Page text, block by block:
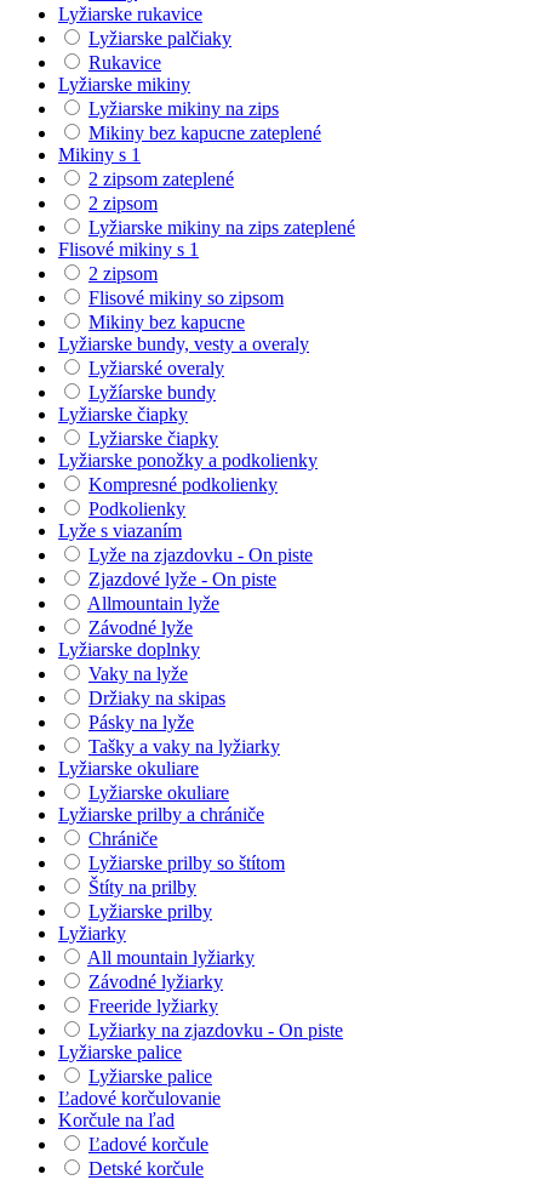
Lyžiarske rukavice
Lyžiarske palčiaky
Rukavice
Lyžiarske mikiny
Lyžiarske mikiny na zips
Mikiny bez kapucne zateplené
Mikiny s 1
2 zipsom zateplené
2 zipsom
Lyžiarske mikiny na zips zateplené
Flisové mikiny s 1
2 zipsom
Flisové mikiny so zipsom
Mikiny bez kapucne
Lyžiarske bundy, vesty a overaly
Lyžiarské overaly
Lyžíarske bundy
Lyžiarske čiapky
Lyžiarske čiapky
Lyžiarske ponožky a podkolienky
Kompresné podkolienky
Podkolienky
Lyže s viazaním
Lyže na zjazdovku - On piste
Zjazdové lyže - On piste
Allmountain lyže
Závodné lyže
Lyžiarske doplnky
Vaky na lyže
Držiaky na skipas
Pásky na lyže
Tašky a vaky na lyžiarky
Lyžiarske okuliare
Lyžiarske okuliare
Lyžiarske prilby a chrániče
Chrániče
Lyžiarske prilby so štítom
Štíty na prilby
Lyžiarske prilby
Lyžiarky
All mountain lyžiarky
Závodné lyžiarky
Freeride lyžiarky
Lyžiarky na zjazdovku - On piste
Lyžiarske palice
Lyžiarske palice
Ľadové korčulovanie
Korčule na ľad
Ľadové korčule
Detské korčule